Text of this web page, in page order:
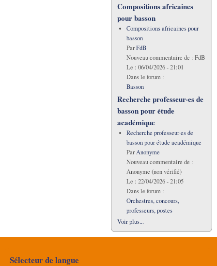
Compositions africaines
pour basson
Compositions africaines pour
basson
ParFdB
Nouveau commentaire de : FdB
Le : 06/04/2026 - 21:01
Dans le forum :
Basson
Recherche professeur·es de
basson pour étude
académique
Recherche professeur·es de
basson pour étude académique
ParAnonyme
Nouveau commentaire de :
Anonyme (non vérifié)
Le : 22/04/2026 - 21:05
Dans le forum :
Orchestres, concours,
professeurs, postes
Voir plus...
Sélecteur de langue